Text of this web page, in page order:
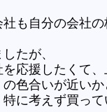
社も自分の会社
たが、
応援したくて
の色合いが近いか
特に考えず買っ